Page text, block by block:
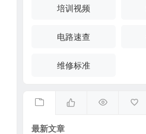
培训视频
电路速查
维修标准
最新文章